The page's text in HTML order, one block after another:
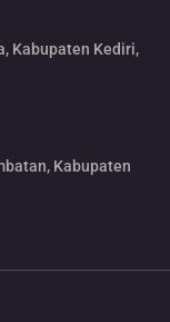
Kabupaten Kediri,
Kabupaten